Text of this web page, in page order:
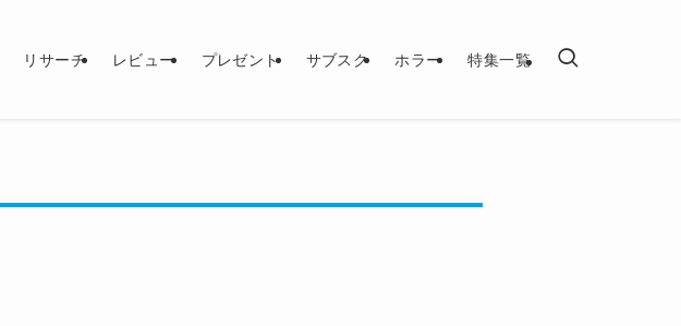
リサーチ レビュー プレゼント サブスク ホラー 特集一覧